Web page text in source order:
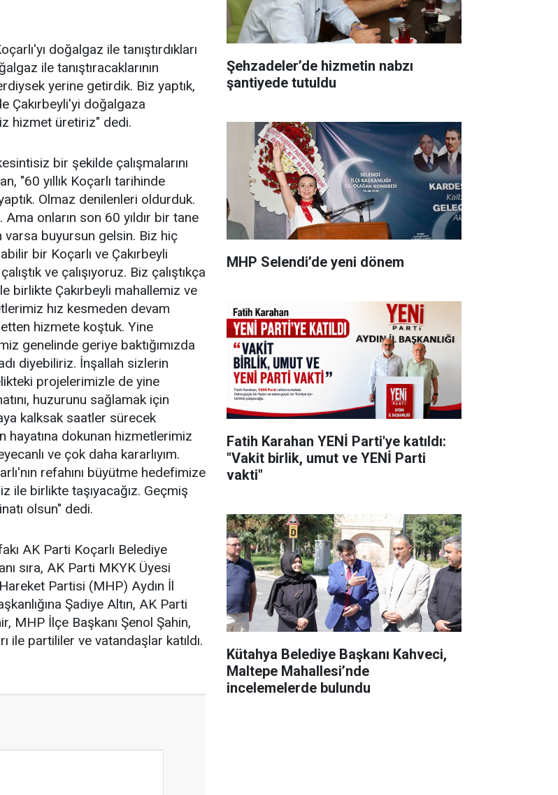
doğalgaz ile tanıştırdıkları
ile tanıştıracaklarının
yerine getirdik. Biz yaptık,
Çakırbeyli'yi doğalgaza
hizmet üretiriz" dedi.
bir şekilde çalışmalarını
"60 yıllık Koçarlı tarihinde
Olmaz denilenleri oldurduk.
Ama onların son 60 yıldır bir tane
varsa buyursun gelsin. Biz hiç
bir Koçarlı ve Çakırbeyli
ve çalışıyoruz. Biz çalıştıkça
birlikte Çakırbeyli mahallemiz ve
hız kesmeden devam
hizmete koştuk. Yine
genelinde geriye baktığımızda
diyebiliriz. İnşallah sizlerin
projelerimizle de yine
huzurunu sağlamak için
kalksak saatler sürecek
hayatına dokunan hizmetlerimiz
ve çok daha kararlıyım.
refahını büyütme hedefimize
ile birlikte taşıyacağız. Geçmiş
olsun" dedi.
AK Parti Koçarlı Belediye
sıra, AK Parti MKYK Üyesi
Partisi (MHP) Aydın İl
Şadiye Altın, AK Parti
MHP İlçe Başkanı Şenol Şahin,
ile partililer ve vatandaşlar katıldı.
Şehzadeler’de hizmetin nabzı
şantiyede tutuldu
MHP Selendi’de yeni dönem
Fatih Karahan YENİ Parti'ye katıldı:
"Vakit birlik, umut ve YENİ Parti
vakti"
Kütahya Belediye Başkanı Kahveci,
Maltepe Mahallesi’nde
incelemelerde bulundu